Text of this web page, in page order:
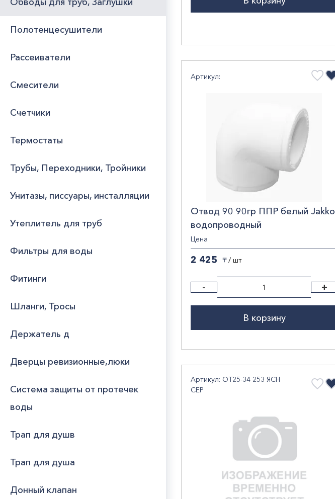
Полотенцесушители
Рассеиватели
Смесители
Счетчики
Термостаты
Трубы, Переходники, Тройники
Унитазы, писсуары, инсталляции
Утеплитель для труб
Фильтры для воды
Фитинги
Шланги, Тросы
Держатель д
Дверцы ревизионные,люки
Система защиты от протечек
воды
Трап для душв
Трап для душа
Донный клапан
Артикул:
Отвод 90 90гр ППР белый Jakko
водопроводный
Цена
2 425 〒 / шт
- +
В корзину
Артикул: ОТ25-34 253 ЯСН
СЕР